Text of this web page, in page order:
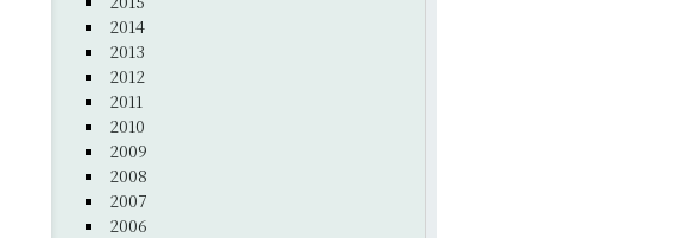
2014
2013
2012
2011
2010
2009
2008
2007
2006